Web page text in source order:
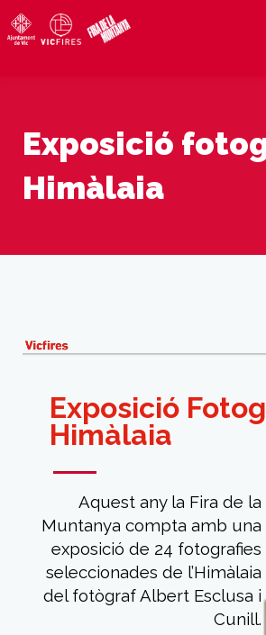
Exposició
Himàlaia
Exposició
Himàlaia
Aquest any la Fira de la
Muntanya compta amb una
exposició de 24 fotografies
seleccionades de l’Himàlaia
del fotògraf Albert Esclusa i
Cunill.